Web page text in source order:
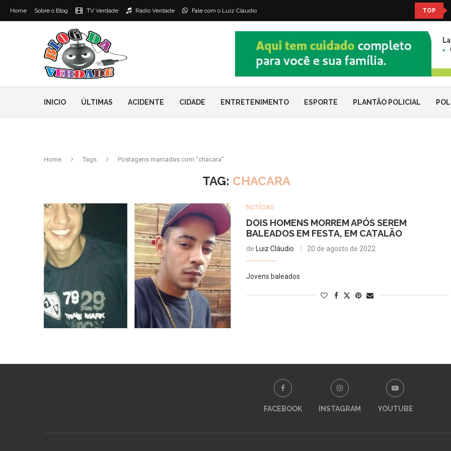
Home Sobre o Blog TV Verdade Rádio Verdade Fale com o Luiz Cláudio TOP
INICIO ÚLTIMAS ACIDENTE CIDADE ENTRETENIMENTO ESPORTE PLANTÃO POLICIAL
Home Tags Postagens marcadas com "chacara"
TAG: CHACARA
NOTÍCIAS
DOIS HOMENS MORREM APÓS SEREM
BALEADOS EM FESTA, EM CATALÃO
de Luiz Cláudio 20 de agosto de 2022
Jovens baleados
FACEBOOK INSTAGRAM YOUTUBE